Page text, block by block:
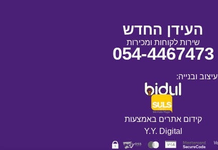
העידן החדש
שירות לקוחות ומכירות
054-4467473
עיצוב ובנייה:
קידום אתרים באמצעות
Y.Y. Digital